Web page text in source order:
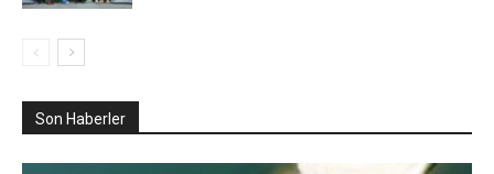
Son Haberler